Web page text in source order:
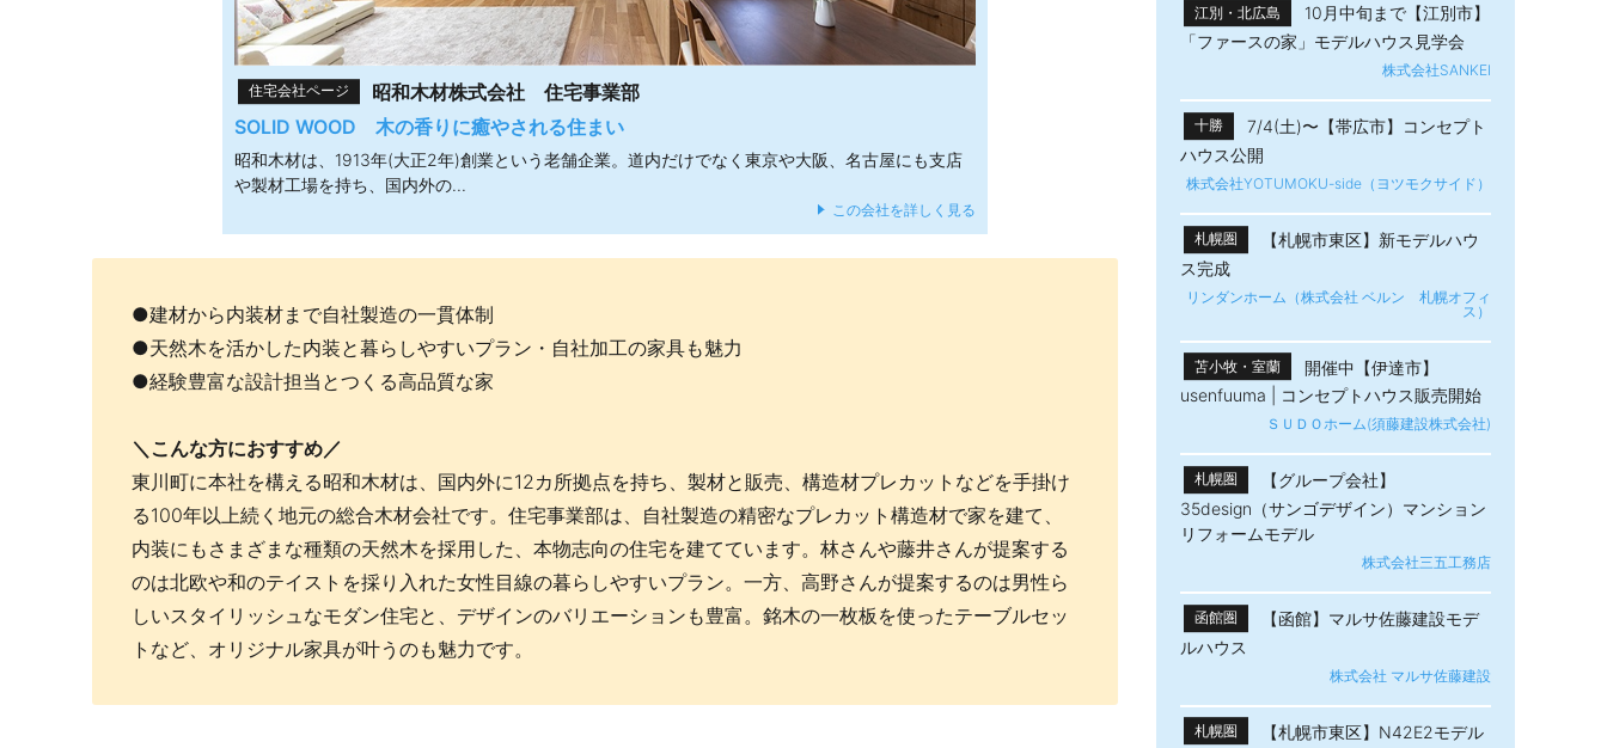
住宅会社ページ
昭和木材株式会社 住宅事業部
SOLID WOOD 木の香りに癒やされる住まい
昭和木材は、1913年(大正2年)創業という老舗企業。道内だけでなく東京や大阪、名古屋にも支店
や製材工場を持ち、国内外の...
この会社を詳しく見る
●建材から内装材まで自社製造の一貫体制
●天然木を活かした内装と暮らしやすいプラン・自社加工の家具も魅力
●経験豊富な設計担当とつくる高品質な家
＼こんな方におすすめ／
東川町に本社を構える昭和木材は、国内外に12カ所拠点を持ち、製材と販売、構造材プレカットなどを手掛け
る100年以上続く地元の総合木材会社です。住宅事業部は、自社製造の精密なプレカット構造材で家を建て、
内装にもさまざまな種類の天然木を採用した、本物志向の住宅を建てています。林さんや藤井さんが提案する
のは北欧や和のテイストを採り入れた女性目線の暮らしやすいプラン。一方、高野さんが提案するのは男性ら
しいスタイリッシュなモダン住宅と、デザインのバリエーションも豊富。銘木の一枚板を使ったテーブルセッ
トなど、オリジナル家具が叶うのも魅力です。
江別・北広島
10月中旬まで【江別市】
「ファースの家」モデルハウス見学会
株式会社SANKEI
十勝
7/4(土)〜【帯広市】​コンセプト
ハウス公開
株式会社YOTUMOKU-side（ヨツモクサイド）
札幌圏
【札幌市東区】新モデルハウ
ス完成
リンダンホーム（株式会社 ベルン 札幌オフィ
ス）
苫小牧・室蘭
開催中【伊達市】
usenfuuma | コンセプトハウス販売開始
ＳＵＤＯホーム(須藤建設株式会社)
札幌圏
【グループ会社】
35design（サンゴデザイン）マンション
リフォームモデル
株式会社三五工務店
函館圏
【函館】マルサ佐藤建設モデ
ルハウス
株式会社 マルサ佐藤建設
札幌圏
【札幌市東区】N42E2モデル